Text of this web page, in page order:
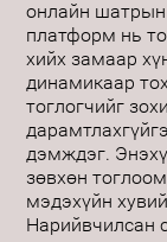
онлайн шатрын
платформ нь
хийх замаар
динамикаар
тоглогчийг
дэмждэг.
зөвхөн
мэдэхүйн
Нарийвчилсан